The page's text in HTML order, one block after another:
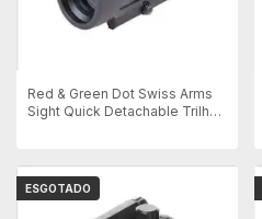
Red & Green Dot Swiss Arms
Sight Quick Detachable Trilho
ESGOTADO